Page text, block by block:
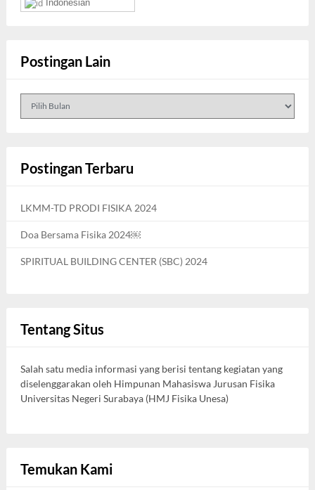
Indonesian
Postingan Lain
Postingan
Postingan Terbaru
LKMM-TD PRODI FISIKA 2024
Doa Bersama Fisika 2024￼
SPIRITUAL BUILDING CENTER (SBC) 2024
Tentang Situs
Salah satu media informasi yang berisi tentang kegiatan yang
diselenggarakan oleh Himpunan Mahasiswa Jurusan Fisika
Universitas Negeri Surabaya (HMJ Fisika Unesa)
Temukan Kami